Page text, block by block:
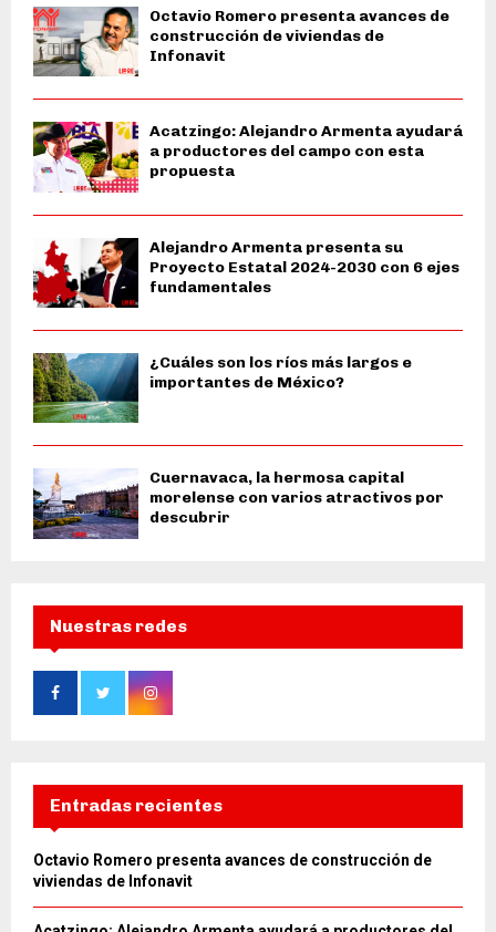
Octavio Romero presenta avances de
construcción de viviendas de
Infonavit
Acatzingo: Alejandro Armenta ayudará
a productores del campo con esta
propuesta
Alejandro Armenta presenta su
Proyecto Estatal 2024-2030 con 6 ejes
fundamentales
¿Cuáles son los ríos más largos e
importantes de México?
Cuernavaca, la hermosa capital
morelense con varios atractivos por
descubrir
Nuestras redes
Entradas recientes
Octavio Romero presenta avances de construcción de
viviendas de Infonavit